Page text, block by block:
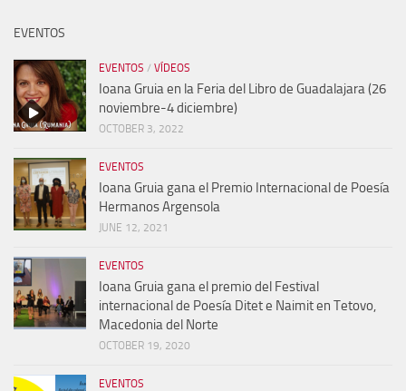
EVENTOS
EVENTOS / VÍDEOS
Ioana Gruia en la Feria del Libro de Guadalajara (26
noviembre-4 diciembre)
OCTOBER 3, 2022
EVENTOS
Ioana Gruia gana el Premio Internacional de Poesía
Hermanos Argensola
JUNE 12, 2021
EVENTOS
Ioana Gruia gana el premio del Festival
internacional de Poesía Ditet e Naimit en Tetovo,
Macedonia del Norte
OCTOBER 19, 2020
EVENTOS